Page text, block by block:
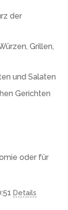
der
Grillen,
und Salaten
Gerichten
oder für
Details